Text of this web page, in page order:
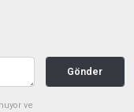
Gönder
ve